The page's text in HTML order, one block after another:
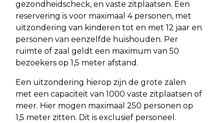
gezondheidscheck, en vaste zitplaatsen. Een
reservering is voor maximaal 4 personen, met
uitzondering van kinderen tot en met 12 jaar en
personen van eenzelfde huishouden. Per
ruimte of zaal geldt een maximum van 50
bezoekers op 1,5 meter afstand.
Een uitzondering hierop zijn de grote zalen
met een capaciteit van 1000 vaste zitplaatsen of
meer. Hier mogen maximaal 250 personen op
1,5 meter zitten. Dit is exclusief personeel.